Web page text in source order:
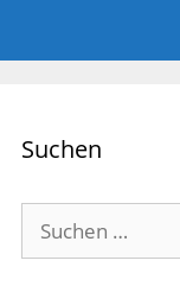
Suchen
Suchen
nach: